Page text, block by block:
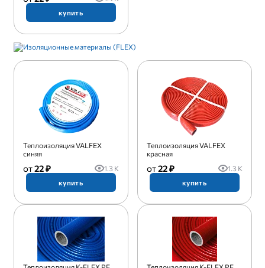
купить
Теплоизоляция VALFEX
синяя
22 ₽
1.3 K
купить
Теплоизоляция VALFEX
красная
22 ₽
1.3 K
купить